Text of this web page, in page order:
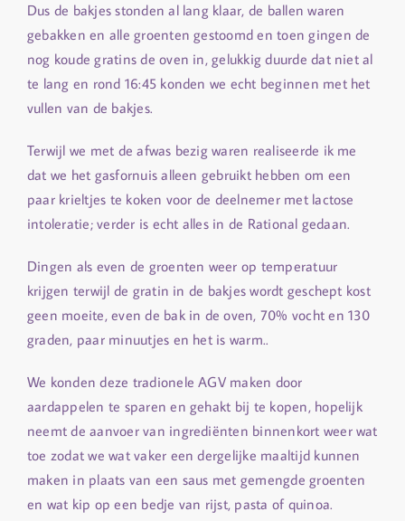
Dus de bakjes stonden al lang klaar, de ballen waren
gebakken en alle groenten gestoomd en toen gingen de
nog koude gratins de oven in, gelukkig duurde dat niet al
te lang en rond 16:45 konden we echt beginnen met het
vullen van de bakjes.
Terwijl we met de afwas bezig waren realiseerde ik me
dat we het gasfornuis alleen gebruikt hebben om een
paar krieltjes te koken voor de deelnemer met lactose
intoleratie; verder is echt alles in de Rational gedaan.
Dingen als even de groenten weer op temperatuur
krijgen terwijl de gratin in de bakjes wordt geschept kost
geen moeite, even de bak in de oven, 70% vocht en 130
graden, paar minuutjes en het is warm..
We konden deze tradionele AGV maken door
aardappelen te sparen en gehakt bij te kopen, hopelijk
neemt de aanvoer van ingrediënten binnenkort weer wat
toe zodat we wat vaker een dergelijke maaltijd kunnen
maken in plaats van een saus met gemengde groenten
en wat kip op een bedje van rijst, pasta of quinoa.